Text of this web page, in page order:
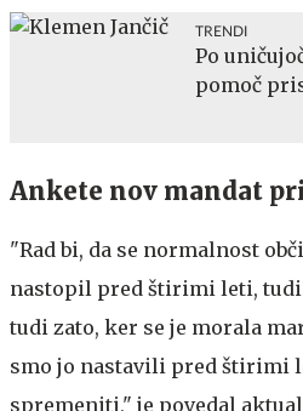
TRENDI
Po
pomoč
Ankete nov mandat
"Rad bi, da se normalnost
nastopil pred štirimi leti,
tudi zato, ker se je morala
smo jo nastavili pred štirimi
spremeniti," je povedal